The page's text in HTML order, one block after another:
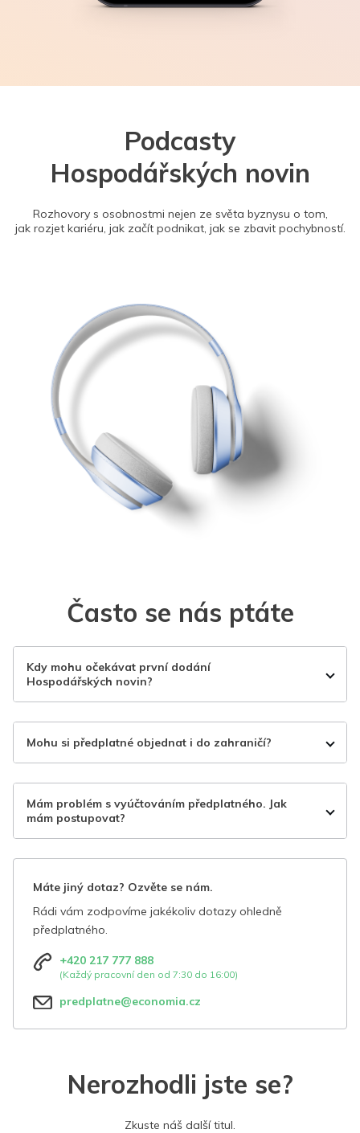
Podcasty
Hospodářských novin
Rozhovory s osobnostmi nejen ze světa byznysu o tom,
jak rozjet kariéru, jak začít podnikat, jak se zbavit pochybností.
Často se nás ptáte
Kdy mohu očekávat první dodání
Hospodářských novin?
Mohu si předplatné objednat i do zahraničí?
Mám problém s vyúčtováním předplatného. Jak
mám postupovat?
Máte jiný dotaz? Ozvěte se nám.
Rádi vám zodpovíme jakékoliv dotazy ohledně
předplatného.
+420 217 777 888
(Každý pracovní den od 7:30 do 16:00)
predplatne@economia.cz
Nerozhodli jste se?
Zkuste náš další titul.